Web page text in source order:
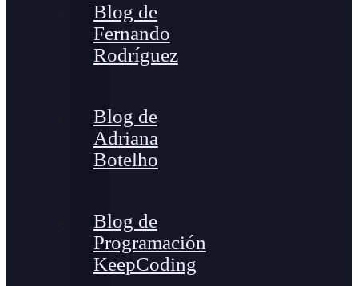
Blog de
Fernando
Rodríguez
Blog de
Adriana
Botelho
Blog de
Programación
KeepCoding